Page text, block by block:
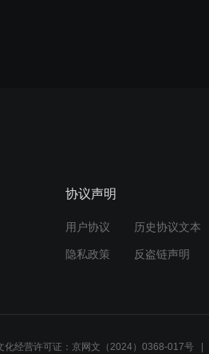
协议声明
用户协议 历史协议文本
隐私政策 反盗链声明
化经营许可证：京网文（2024）0368-017号